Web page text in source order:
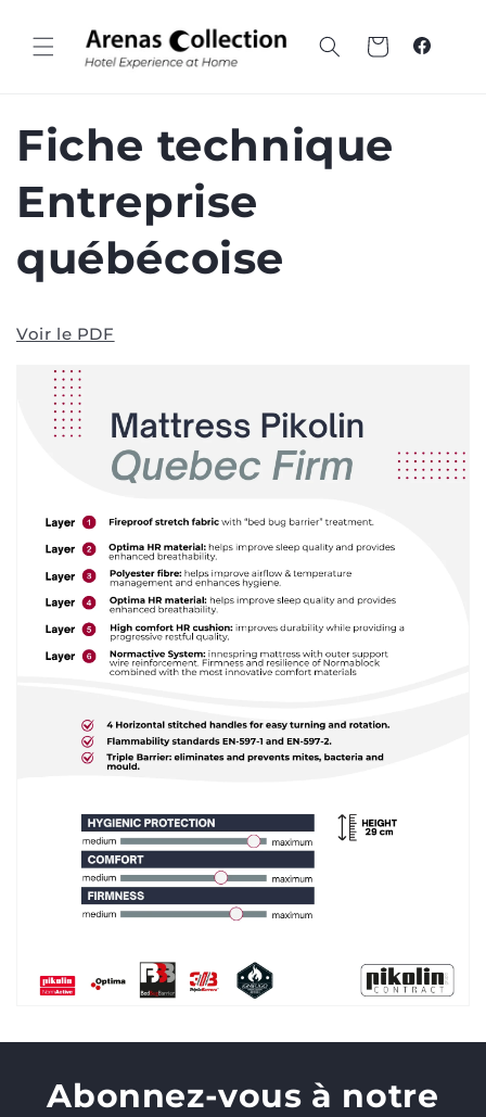
contenu
Panier
Fiche technique
Entreprise
québécoise
Voir le PDF
Abonnez-vous à notre